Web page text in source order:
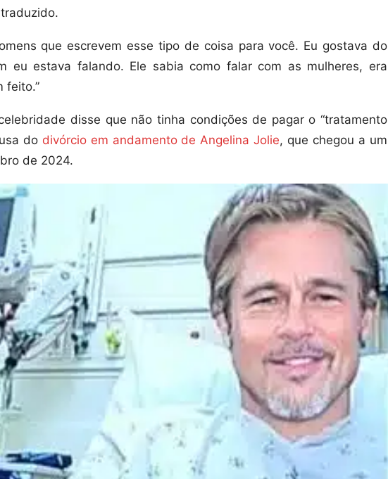
que escrevem esse tipo de coisa para você. Eu gostava do
eu estava falando. Ele sabia como falar com as mulheres, era
feito.”
disse que não tinha condições de pagar o “tratamento
do divórcio em andamento de Angelina Jolie, que chegou a um
de 2024.